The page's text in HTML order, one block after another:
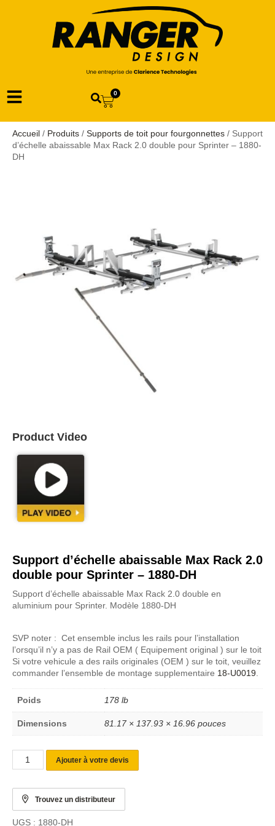
0
Accueil / Produits / Supports de toit pour fourgonnettes / Support
d’échelle abaissable Max Rack 2.0 double pour Sprinter – 1880-
DH
Product Video
Support d’échelle abaissable Max Rack 2.0
double pour Sprinter – 1880-DH
Support d’échelle abaissable Max Rack 2.0 double en
aluminium pour Sprinter. Modèle 1880-DH
SVP noter : Cet ensemble inclus les rails pour l’installation
l’orsqu’il n’y a pas de Rail OEM ( Equipement original ) sur le toit
Si votre vehicule a des rails originales (OEM ) sur le toit, veuillez
commander l’ensemble de montage supplementaire 18-U0019
Poids 178 lb
Dimensions 81.17 × 137.93 × 16.96 pouces
Ajouter à votre devis
Trouvez un distributeur
UGS : 1880-DH